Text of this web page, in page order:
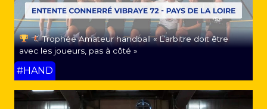
Trophée Amateur handball « L’arbitre doit être
avec les joueurs, pas à côté »
#HAND